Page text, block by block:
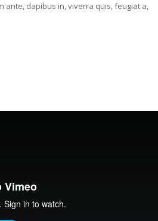
ante, dapibus in, viverra quis, feugiat a,